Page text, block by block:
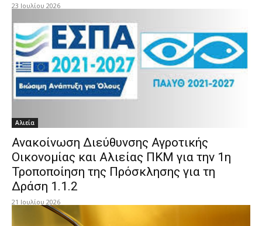
23 Ιουλίου 2026
Αλιεία
Ανακοίνωση Διεύθυνσης Αγροτικής
Οικονομίας και Αλιείας ΠΚΜ για την 1η
Τροποποίηση της Πρόσκλησης για τη
Δράση 1.1.2
21 Ιουλίου 2026